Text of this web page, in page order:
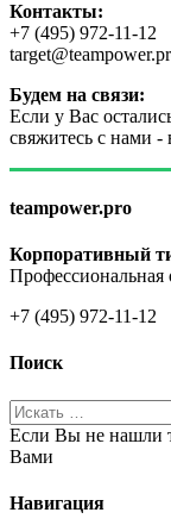
Контакты:
+7 (495) 972-11-12
Будем на связи:
Если у Вас
свяжитесь с нами
teampower.pro
Корпоративный
Профессиональная
+7 (495) 972-11-12
Поиск
Если Вы не нашли
Вами
Навигация